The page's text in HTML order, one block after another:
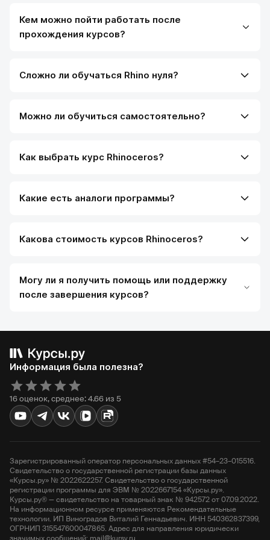
Кем можно пойти работать после
прохождения курсов?
Сложно ли обучаться Rhino нуля?
Можно ли обучиться самостоятельно?
Как выбрать курс Rhinoceros?
Какие есть аналоги программы?
Какова стоимость курсов Rhinoceros?
Могу ли я получить помощь или поддержку
после завершения курсов?
Информация была полезна?
16 оценок, среднее: 4.66 из 5
Зарегистрированный оператор персональных данных #54–23–015516.
Свидетельство о государственной регистрации базы данных
«Курсы.ру» № 2022622257. Свидетельство о государственной
регистрации программы для ЭВМ № 2022667154 «Курсы.ру».
Курсы.ру® — свидетельство на товарный знак № 942572 от 07.09.2022.
На информационном ресурсе применяются Рекомендательные
технологии. ИП Виноградов Виталий Геннадьевич. ИНН 540362837399,
ОГРНИП 315547600047865. Адрес для направления юридически